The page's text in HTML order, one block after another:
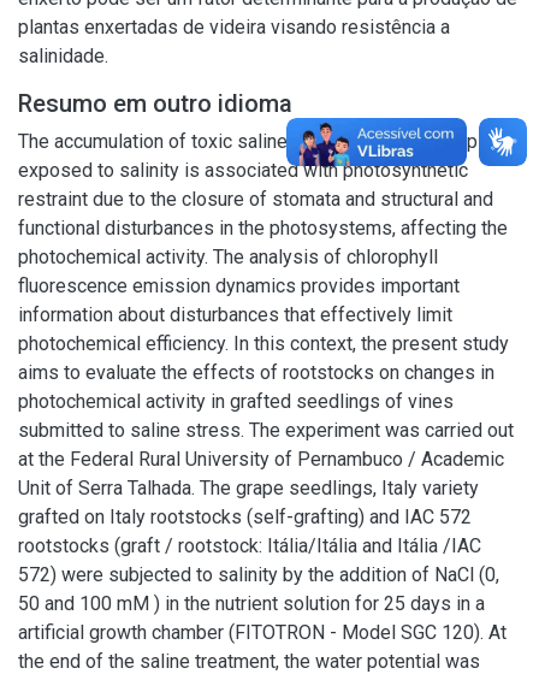
plantas enxertadas de videira visando resistência a
salinidade.
Resumo em outro idioma
The accumulation of toxic saline ions (Na+ and Cl-) in plants
exposed to salinity is associated with photosynthetic
restraint due to the closure of stomata and structural and
functional disturbances in the photosystems, affecting the
photochemical activity. The analysis of chlorophyll
fluorescence emission dynamics provides important
information about disturbances that effectively limit
photochemical efficiency. In this context, the present study
aims to evaluate the effects of rootstocks on changes in
photochemical activity in grafted seedlings of vines
submitted to saline stress. The experiment was carried out
at the Federal Rural University of Pernambuco / Academic
Unit of Serra Talhada. The grape seedlings, Italy variety
grafted on Italy rootstocks (self-grafting) and IAC 572
rootstocks (graft / rootstock: Itália/Itália and Itália /IAC
572) were subjected to salinity by the addition of NaCl (0,
50 and 100 mM ) in the nutrient solution for 25 days in a
artificial growth chamber (FITOTRON - Model SGC 120). At
the end of the saline treatment, the water potential was